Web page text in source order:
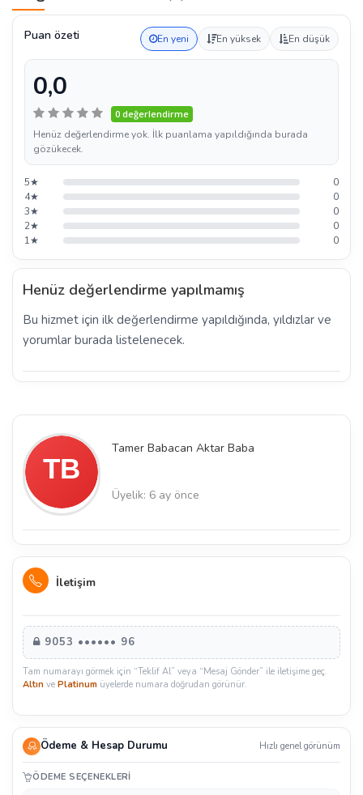
Puan özeti En yeni En yüksek En düşük
0,0
0 değerlendirme
Henüz değerlendirme yok. İlk puanlama yapıldığında burada
gözükecek.
5★
0
4★
0
3★
0
2★
0
1★
0
Henüz değerlendirme yapılmamış
Bu hizmet için ilk değerlendirme yapıldığında, yıldızlar ve
yorumlar burada listelenecek.
Tamer Babacan Aktar Baba
Üyelik: 6 ay önce
İletişim
9053 •••••• 96
Tam numarayı görmek için “Teklif Al” veya “Mesaj Gönder” ile iletişime geç.
Altın ve Platinum üyelerde numara doğrudan görünür.
Ödeme & Hesap Durumu Hızlı genel görünüm
ÖDEME SEÇENEKLERI